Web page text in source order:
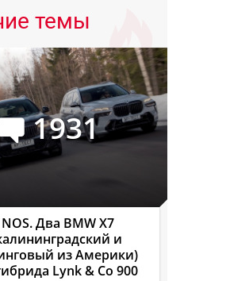
темы
1931
Два BMW X7
и
из Америки)
Lynk & Co 900